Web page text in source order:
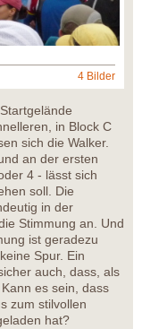
4 Bilder
in Block C
sich die Walker.
an der ersten
4 - lässt sich
soll. Die
in der
Stimmung an. Und
ist geradezu
Spur. Ein
auch, dass, als
es sein, dass
zum stilvollen
hat?